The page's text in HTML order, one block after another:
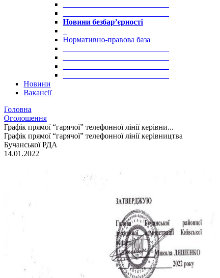
Новини безбар’єрності
Нормативно-правова база
Новини
Вакансії
Головна
Оголошення
Графік прямої “гарячої” телефонної лінії керівни...
Графік прямої “гарячої” телефонної лінії керівництва
Бучанської РДА
14.01.2022